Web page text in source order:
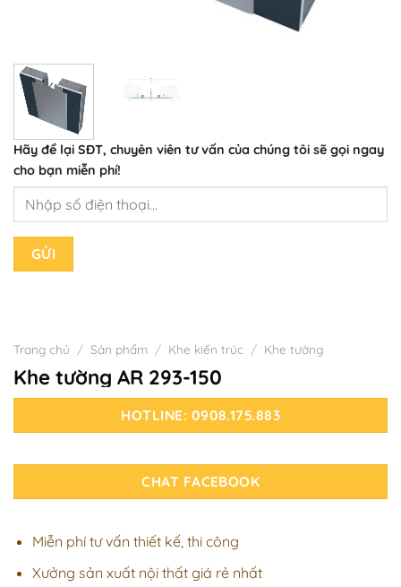
Hãy để lại SĐT, chuyên viên tư vấn của chúng tôi sẽ gọi ngay
cho bạn miễn phí!
Trang chủ / Sản phẩm / Khe kiến trúc / Khe tường
Khe tường AR 293-150
HOTLINE: 0908.175.883
CHAT FACEBOOK
Miễn phí tư vấn thiết kế, thi công
Xưởng sản xuất nội thất giá rẻ nhất